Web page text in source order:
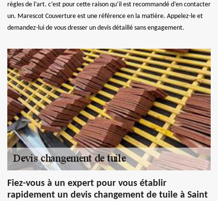
règles de l’art. c’est pour cette raison qu’il est recommandé d’en contacter
un. Marescot Couverture est une référence en la matière. Appelez-le et
demandez-lui de vous dresser un devis détaillé sans engagement.
Fiez-vous à un expert pour vous établir
rapidement un devis changement de tuile à Saint